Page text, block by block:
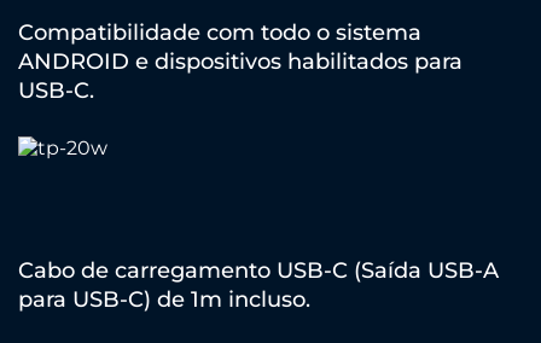
Compatibilidade com todo o sistema
ANDROID e dispositivos habilitados para
USB-C.
Cabo de carregamento USB-C (Saída USB-A
para USB-C) de 1m incluso.